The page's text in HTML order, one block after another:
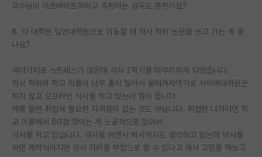
교수님이 아르바이트하라고 추천하는 경우도 흔한가요?
8. 타 대학원 일반대학원으로 이동할 때 석사 학위 논문을 쓰고 가는 게 좋
나요?
여러가지로 스트레스가 많은데 석사 2학기를 마무리하게 되었습니다.
학사 학위의 학교 이름이 너무 좋지 않아서 울며겨자먹기로 사이버대학원은
하지 않고 오프라인 석사를 하고 있는데 힘이 듭니다.
예를 들면 취업에 필요한 자격증이 없는 것도 아닙니다. 취업만 나가려면 학
교 이름에서 50점 깎이는 게 노골적으로 있어서
석사를 하고 있습니다. 석사를 하면서 박사까지도 생각하고 있는데 박사를
하면 계약직이지만 강사 자리를 부업으로 할 수 있다고 해서 고민을 해보고